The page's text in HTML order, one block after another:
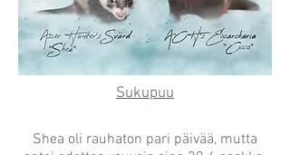
Sukupuu
Shea oli rauhaton pari päivää, mutta